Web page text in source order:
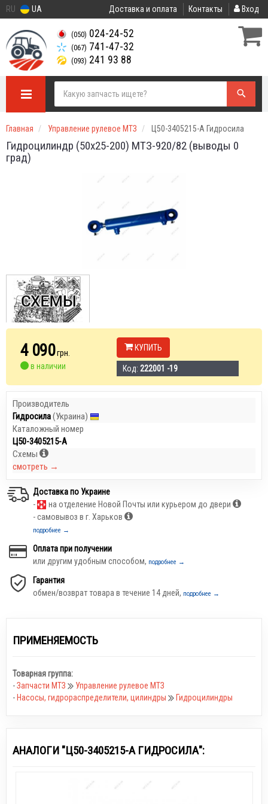
RU UA Доставка и оплата Контакты Вход
(050) 024-24-52
(067) 741-47-32
(093) 241 93 88
Главная Управление рулевое МТЗ Ц50-3405215-А Гидросила
Гидроцилиндр (50х25-200) МТЗ-920/82 (выводы 0
град)
4 090грн.
в наличии
КУПИТЬ
Код: 222001 -19
Производитель
Гидросила(Украина)
Каталожный номер
Ц50-3405215-А
Схемы
смотреть →
Доставка по Украине
-
на отделение Новой Почты или курьером до двери
- самовывоз в г. Харьков
подробнее →
Оплата при получении
или другим удобным способом, подробнее →
Гарантия
обмен/возврат товара в течение 14 дней, подробнее →
ПРИМЕНЯЕМОСТЬ
Товарная группа:
-Запчасти МТЗ
Управление рулевое МТЗ
-Насосы, гидрораспределители, цилиндры Гидроцилиндры
АНАЛОГИ "Ц50-3405215-А ГИДРОСИЛА":